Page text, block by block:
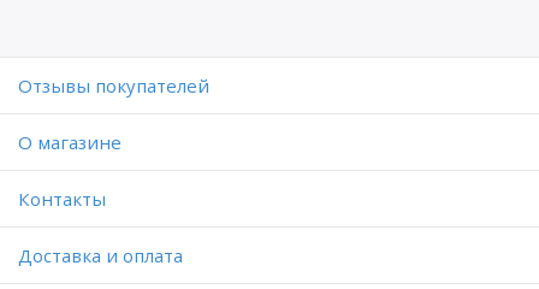
Отзывы покупателей
O магазине
Контакты
Доставка и оплата